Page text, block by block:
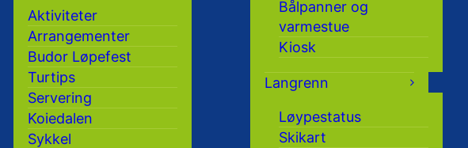
Aktiviteter
Arrangementer
Budor Løpefest
Turtips
Servering
Koiedalen
Sykkel
Bålpanner og
varmestue
Kiosk
Langrenn
Løypestatus
Skikart